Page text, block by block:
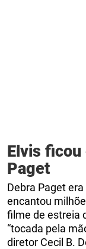
Elvis ficou
Paget
Debra Paget
encantou
filme de estreia
“tocada pela
diretor Cecil B.